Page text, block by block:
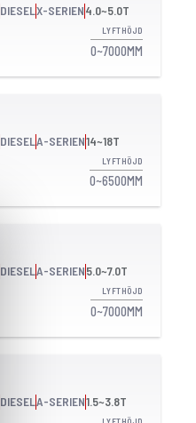
DIESELX-SERIEN4.0~5.0T
LYFTHÖJD
0~7000MM
DIESELA-SERIEN14~18T
LYFTHÖJD
0~6500MM
DIESELA-SERIEN5.0~7.0T
LYFTHÖJD
0~7000MM
DIESELA-SERIEN1.5~3.8T
LYFTHÖJD